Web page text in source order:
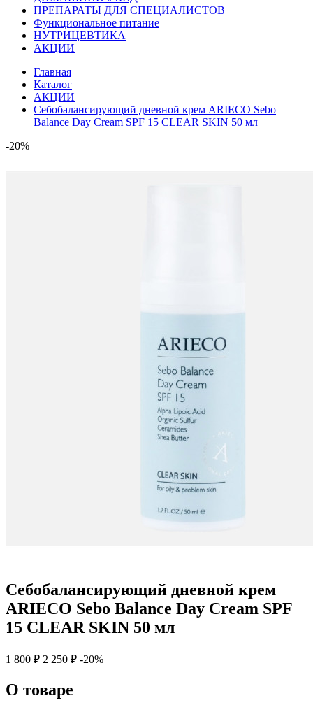
ПРЕПАРАТЫ ДЛЯ СПЕЦИАЛИСТОВ
Функциональное питание
НУТРИЦЕВТИКА
АКЦИИ
Главная
Каталог
АКЦИИ
Себобалансирующий дневной крем ARIECO Sebo
Balance Day Cream SPF 15 CLEAR SKIN 50 мл
-20%
Себобалансирующий дневной крем
ARIECO Sebo Balance Day Cream SPF
15 CLEAR SKIN 50 мл
1 800 ₽ 2 250 ₽ -20%
О товаре